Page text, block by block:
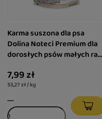
Karma suszona dla psa
Dolina Noteci Premium dla
dorosłych psów małych ras
7,99 zł
53,27 zł / kg